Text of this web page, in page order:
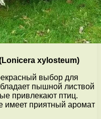
xylosteum)
выбор для
пышной листвой
привлекают птиц.
имеет приятный аромат